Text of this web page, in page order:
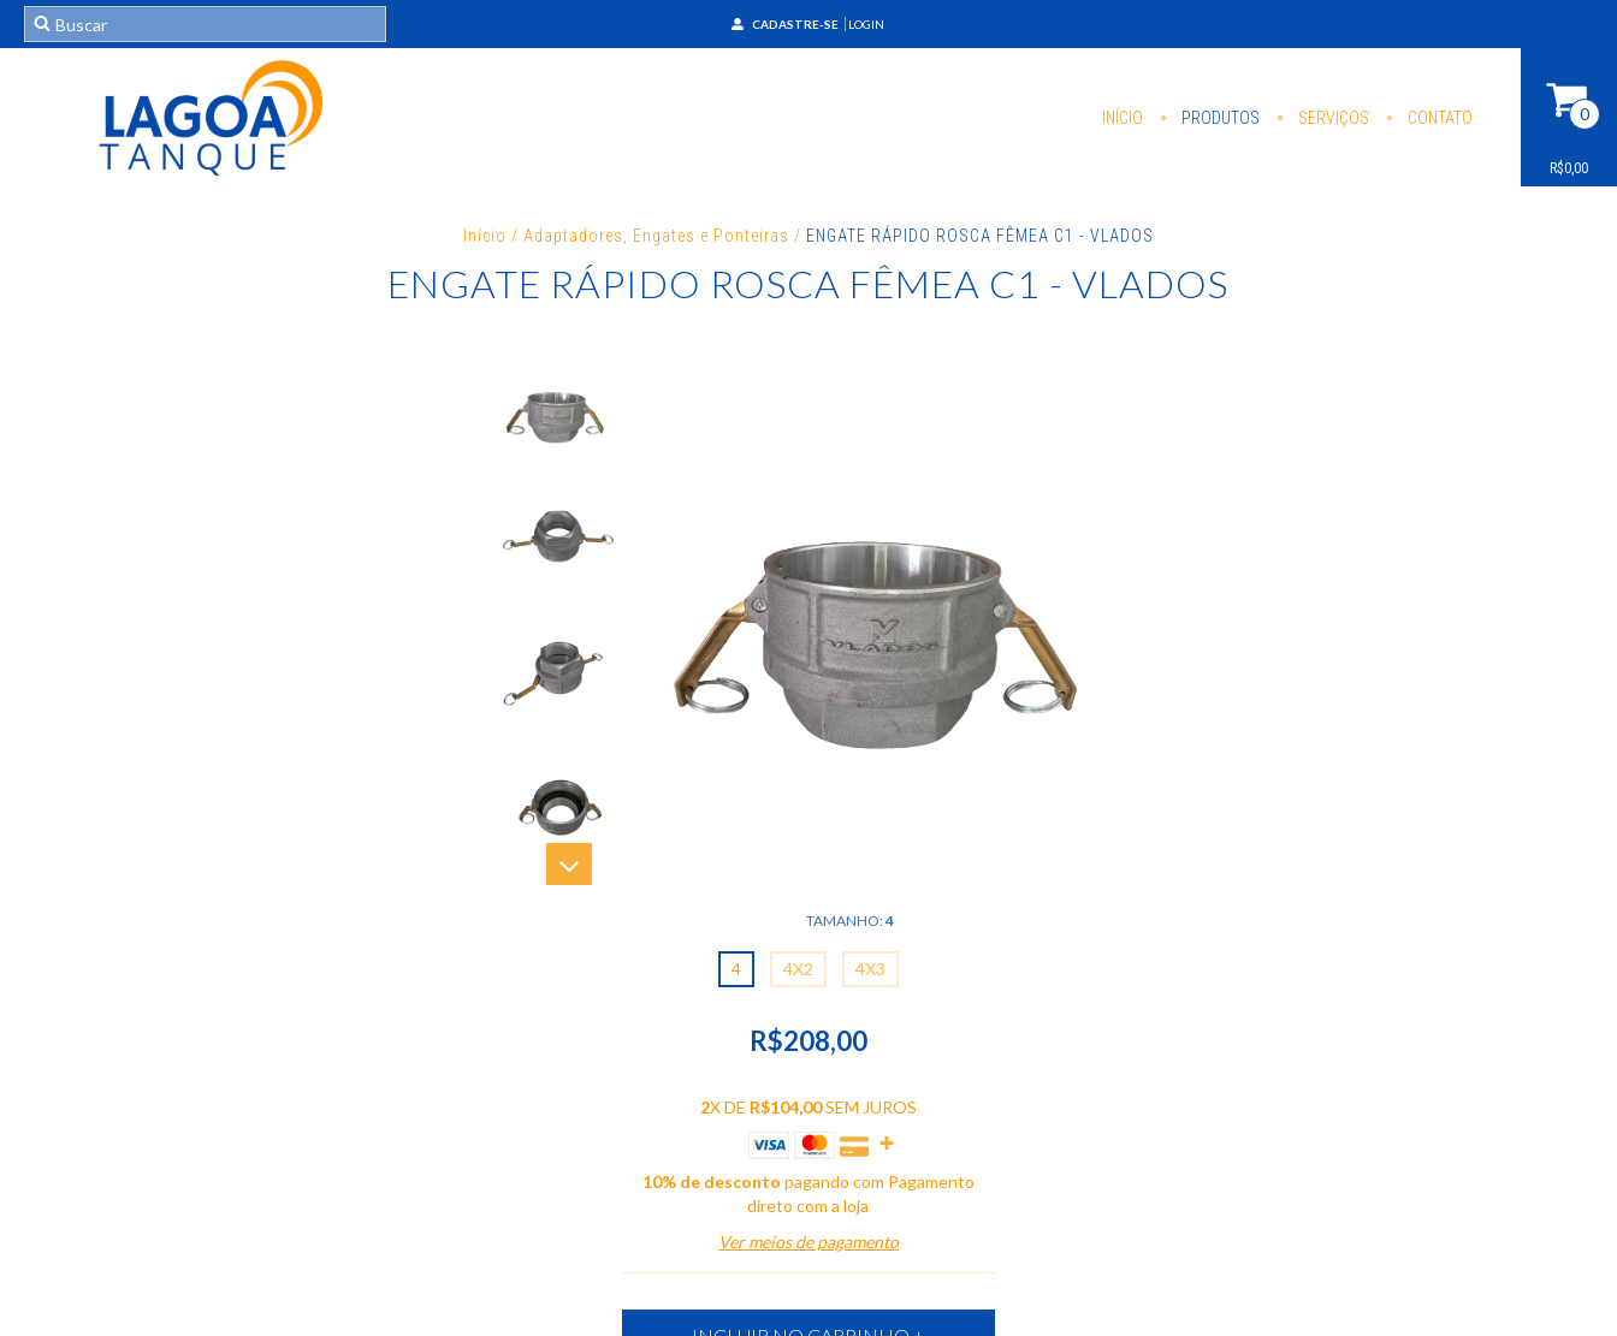
CADASTRE-SE LOGIN
INÍCIO PRODUTOS SERVIÇOS CONTATO 0
R$0,00
Início / Adaptadores, Engates e Ponteiras / ENGATE RÁPIDO ROSCA FÊMEA C1 - VLADOS
ENGATE RÁPIDO ROSCA FÊMEA C1 - VLADOS
TAMANHO:4
4 4X2 4X3
R$208,00
2X DE R$104,00SEM JUROS
10% de desconto pagando com Pagamento
direto com a loja
Ver meios de pagamento